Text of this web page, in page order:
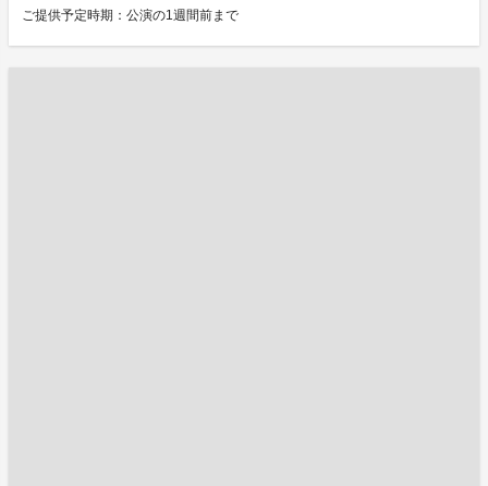
ご提供予定時期：公演の1週間前まで